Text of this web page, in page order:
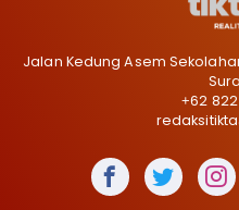
Jalan Kedung Asem
+62 822